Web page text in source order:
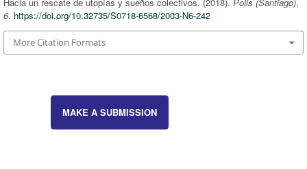
6. https://doi.org/10.32735/S0718-6568/2003-N6-242
More Citation Formats
MAKE A SUBMISSION